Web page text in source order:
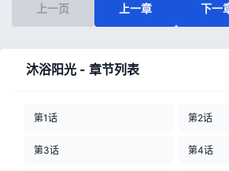
上一页 上一章 下一
沐浴阳光 - 章节列表
第1话 第2话
第3话 第4话